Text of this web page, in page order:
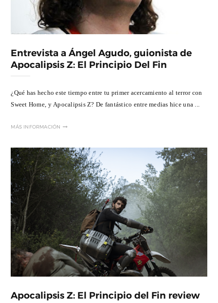
Entrevista a Ángel Agudo, guionista de
Apocalipsis Z: El Principio Del Fin
¿Qué has hecho este tiempo entre tu primer acercamiento al terror con
Sweet Home, y Apocalipsis Z? De fantástico entre medias hice una ...
MÁS INFORMACIÓN
Apocalipsis Z: El Principio del Fin review